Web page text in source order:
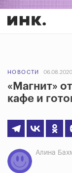
НОВОСТИ 06.08.2020
«Магнит»
кафе и
Алина